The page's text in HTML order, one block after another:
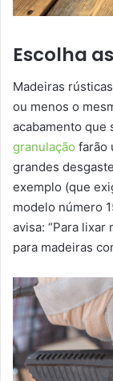
Escolha
Madeiras
ou menos o
acabamento que
granulação farão
grandes
exemplo (que
modelo número
avisa: “Para
para madeiras